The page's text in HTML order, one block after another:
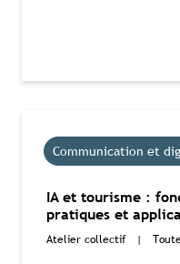
Communication et
IA et tourisme :
pratiques et
Atelier collectif |